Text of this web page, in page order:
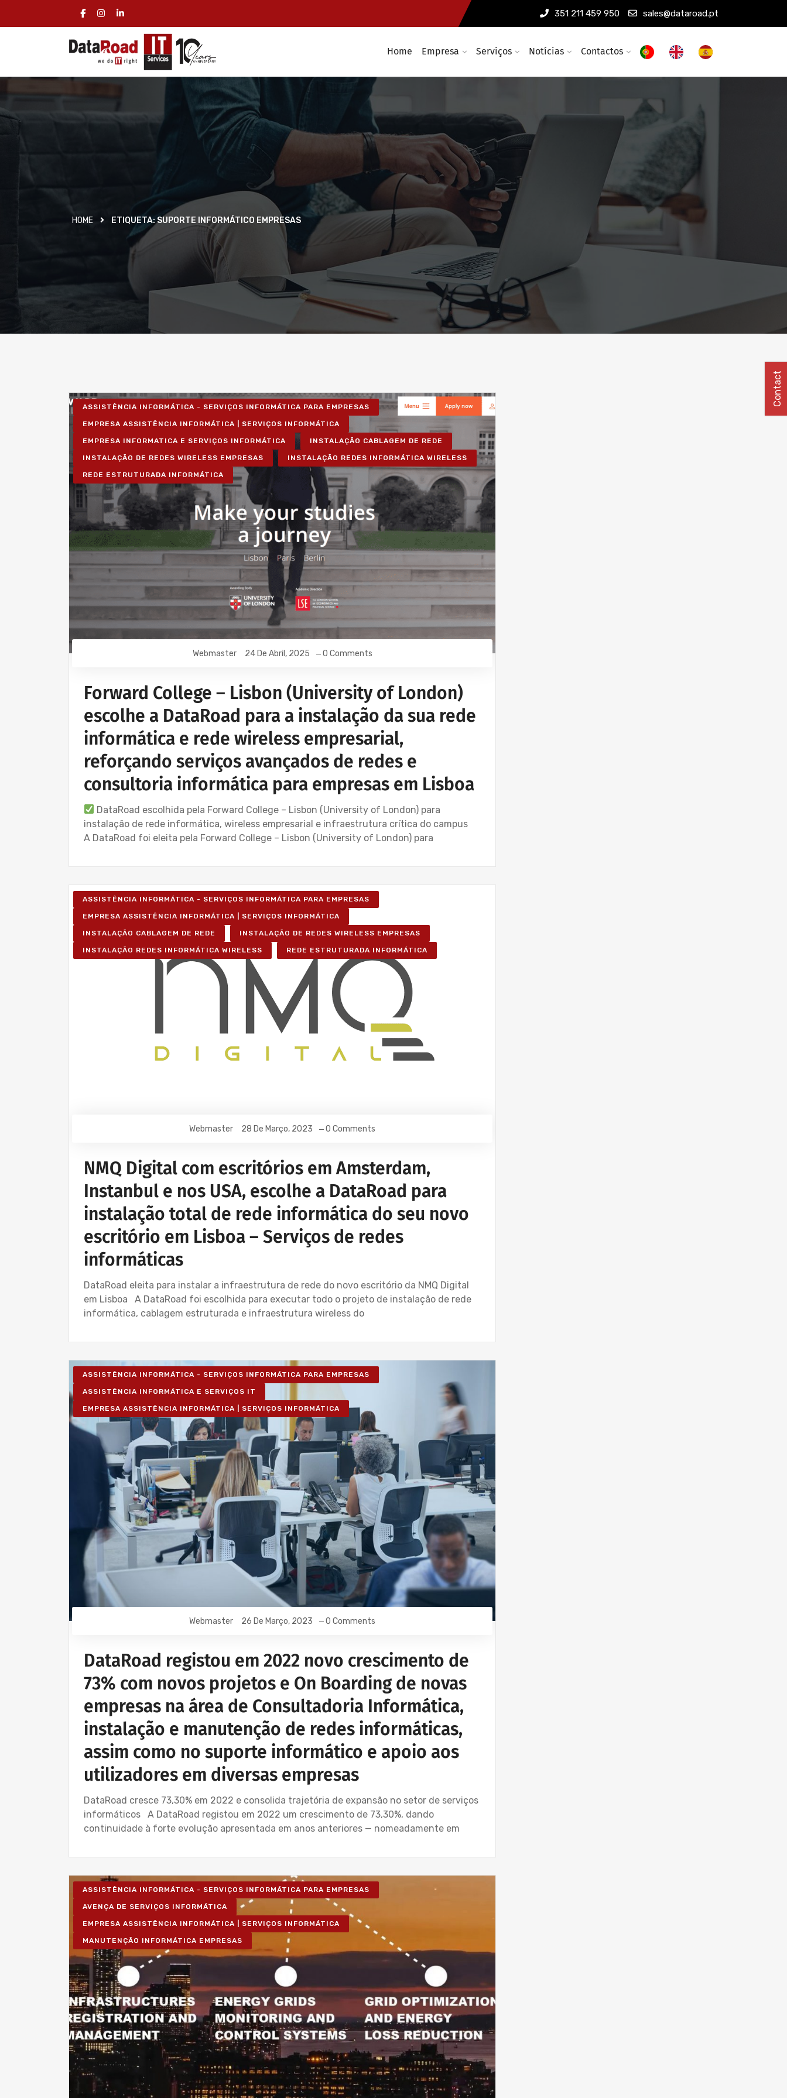
351 211 459 950 sales@dataroad.pt
Home Empresa Serviços Notícias Contactos
HOME ETIQUETA: SUPORTE INFORMÁTICO EMPRESAS
ASSISTÊNCIA INFORMÁTICA - SERVIÇOS INFORMÁTICA PARA EMPRESAS
EMPRESA ASSISTÊNCIA INFORMÁTICA | SERVIÇOS INFORMÁTICA
EMPRESA INFORMATICA E SERVIÇOS INFORMÁTICA INSTALAÇÃO CABLAGEM DE REDE
INSTALAÇÃO DE REDES WIRELESS EMPRESAS INSTALAÇÃO REDES INFORMÁTICA WIRELESS
REDE ESTRUTURADA INFORMÁTICA
Webmaster 24 De Abril, 2025 0 Comments
Forward College – Lisbon (University of London)
escolhe a DataRoad para a instalação da sua rede
informática e rede wireless empresarial,
reforçando serviços avançados de redes e
consultoria informática para empresas em Lisboa
DataRoad escolhida pela Forward College – Lisbon (University of London) para
instalação de rede informática, wireless empresarial e infraestrutura crítica do campus
A DataRoad foi eleita pela Forward College – Lisbon (University of London) para
ASSISTÊNCIA INFORMÁTICA - SERVIÇOS INFORMÁTICA PARA EMPRESAS
EMPRESA ASSISTÊNCIA INFORMÁTICA | SERVIÇOS INFORMÁTICA
INSTALAÇÃO CABLAGEM DE REDE INSTALAÇÃO DE REDES WIRELESS EMPRESAS
INSTALAÇÃO REDES INFORMÁTICA WIRELESS REDE ESTRUTURADA INFORMÁTICA
Webmaster 28 De Março, 2023 0 Comments
NMQ Digital com escritórios em Amsterdam,
Instanbul e nos USA, escolhe a DataRoad para
instalação total de rede informática do seu novo
escritório em Lisboa – Serviços de redes
informáticas
DataRoad eleita para instalar a infraestrutura de rede do novo escritório da NMQ Digital
em Lisboa A DataRoad foi escolhida para executar todo o projeto de instalação de rede
informática, cablagem estruturada e infraestrutura wireless do
ASSISTÊNCIA INFORMÁTICA - SERVIÇOS INFORMÁTICA PARA EMPRESAS
ASSISTÊNCIA INFORMÁTICA E SERVIÇOS IT
EMPRESA ASSISTÊNCIA INFORMÁTICA | SERVIÇOS INFORMÁTICA
Webmaster 26 De Março, 2023 0 Comments
DataRoad registou em 2022 novo crescimento de
73% com novos projetos e On Boarding de novas
empresas na área de Consultadoria Informática,
instalação e manutenção de redes informáticas,
assim como no suporte informático e apoio aos
utilizadores em diversas empresas
DataRoad cresce 73,30% em 2022 e consolida trajetória de expansão no setor de serviços
informáticos A DataRoad registou em 2022 um crescimento de 73,30%, dando
continuidade à forte evolução apresentada em anos anteriores — nomeadamente em
ASSISTÊNCIA INFORMÁTICA - SERVIÇOS INFORMÁTICA PARA EMPRESAS
AVENÇA DE SERVIÇOS INFORMÁTICA
EMPRESA ASSISTÊNCIA INFORMÁTICA | SERVIÇOS INFORMÁTICA
MANUTENÇÃO INFORMÁTICA EMPRESAS
Contact